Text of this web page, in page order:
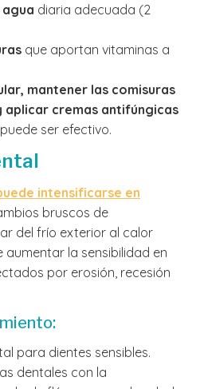
diaria adecuada (2
que aportan vitaminas a
mantener las comisuras
aplicar cremas antifúngicas
ser efectivo.
intensificarse en
bruscos de
del frío exterior al calor
aumentar la sensibilidad en
por erosión, recesión
para dientes sensibles.
dentales con la